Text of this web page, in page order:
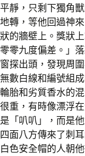
平靜，只剩下獨角
地轉，等他回過神
狀的牆壁上。獎狀
零零九度偏差。」
窗探出頭，發現周
無數白線和編號組
輪胎和劣質香水的
很重，有時像漂浮
是「叭叭」，而是
四面八方傳來了刺
白色安全帽的人朝